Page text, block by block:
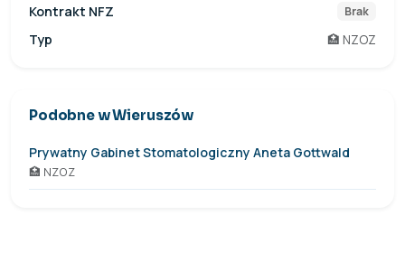
Kontrakt NFZ Brak
Typ 🏥 NZOZ
Podobne w Wieruszów
Prywatny Gabinet Stomatologiczny Aneta Gottwald
🏥 NZOZ